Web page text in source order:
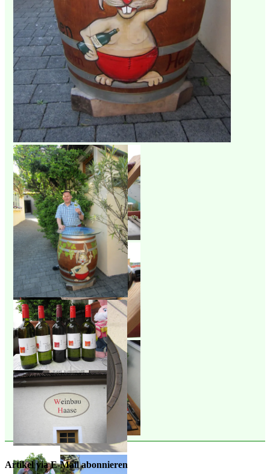
Artikel via E-Mail abonnieren